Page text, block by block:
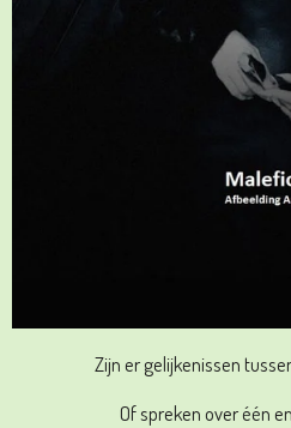
Zijn er gelijkenissen
Of spreken over één